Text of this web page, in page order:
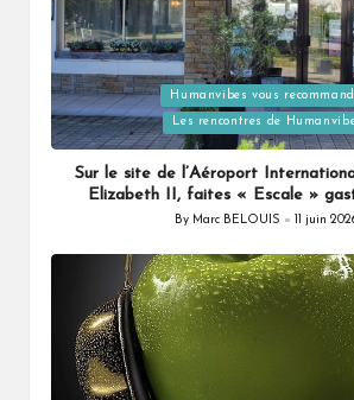
Posted
in
Humanvibes vous
Les rencontres de
Sur le site de l’Aéroport
Elizabeth II, faites « Escale »
Posted
By Marc BELOUIS 11 juin